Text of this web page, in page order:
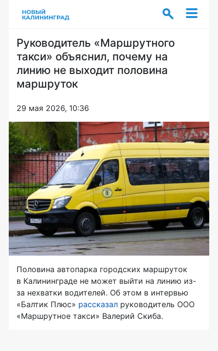
Руководитель «Маршрутного
такси» объяснил, почему на
линию не выходит половина
маршруток
29 мая 2026, 10:36
Половина автопарка городских маршруток
в Калининграде не может выйти на линию из-
за нехватки водителей. Об этом в интервью
«Балтик Плюс» рассказал руководитель ООО
«Маршрутное такси» Валерий Скиба.